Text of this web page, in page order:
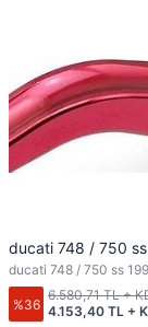
ducati 748 / 750 ss
ducati 748 / 750 ss
%36 4.153,40 TL +
6.580,71 TL +